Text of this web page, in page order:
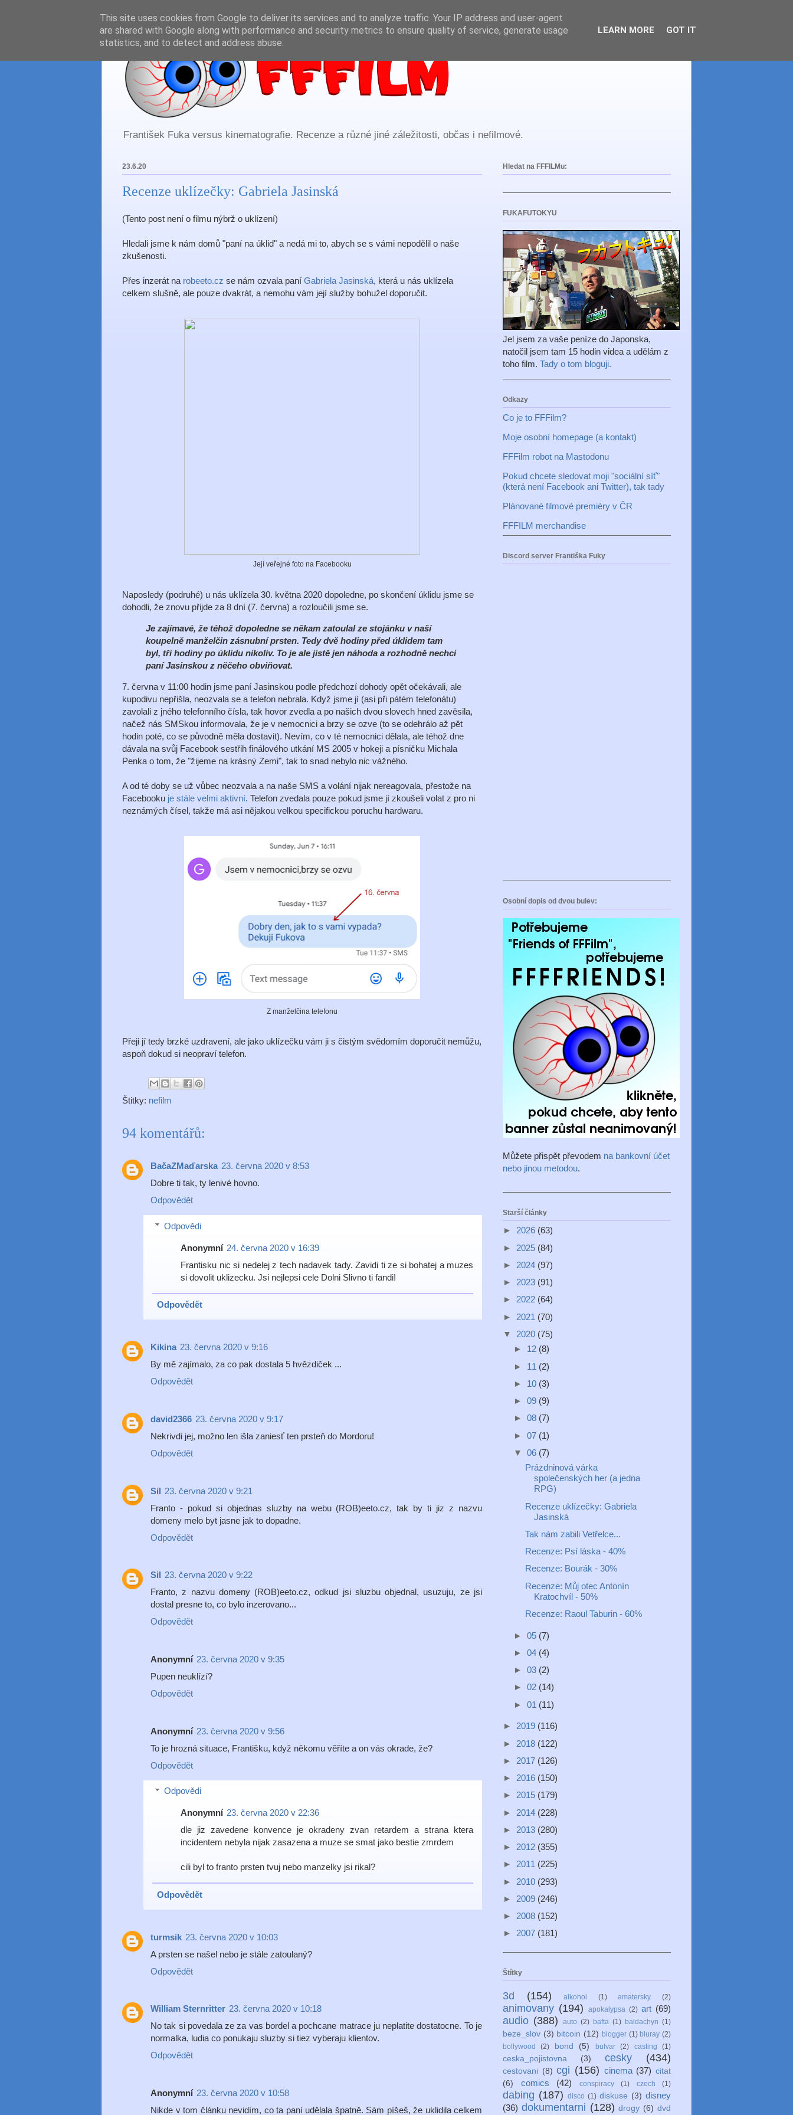
František Fuka versus kinematografie. Recenze a různé jiné záležitosti, občas i nefilmové.
23.6.20
Recenze uklízečky: Gabriela Jasinská
(Tento post není o filmu nýbrž o uklízení)
Hledali jsme k nám domů "paní na úklid" a nedá mi to, abych se s vámi nepodělil o naše
zkušenosti.
Přes inzerát na robeeto.cz se nám ozvala paní Gabriela Jasinská, která u nás uklízela
celkem slušně, ale pouze dvakrát, a nemohu vám její služby bohužel doporučit.
Její veřejné foto na Facebooku
Naposledy (podruhé) u nás uklízela 30. května 2020 dopoledne, po skončení úklidu jsme se
dohodli, že znovu přijde za 8 dní (7. června) a rozloučili jsme se.
Je zajímavé, že téhož dopoledne se někam zatoulal ze stojánku v naší
koupelně manželčin zásnubní prsten. Tedy dvě hodiny před úklidem tam
byl, tři hodiny po úklidu nikoliv. To je ale jistě jen náhoda a rozhodně nechci
paní Jasinskou z něčeho obviňovat.
7. června v 11:00 hodin jsme paní Jasinskou podle předchozí dohody opět očekávali, ale
kupodivu nepřišla, neozvala se a telefon nebrala. Když jsme jí (asi při pátém telefonátu)
zavolali z jného telefonního čísla, tak hovor zvedla a po našich dvou slovech hned zavěsila,
načež nás SMSkou informovala, že je v nemocnici a brzy se ozve (to se odehrálo až pět
hodin poté, co se původně měla dostavit). Nevím, co v té nemocnici dělala, ale téhož dne
dávala na svůj Facebook sestřih finálového utkání MS 2005 v hokeji a písničku Michala
Penka o tom, že "žijeme na krásný Zemi", tak to snad nebylo nic vážného.
A od té doby se už vůbec neozvala a na naše SMS a volání nijak nereagovala, přestože na
Facebooku je stále velmi aktivní. Telefon zvedala pouze pokud jsme jí zkoušeli volat z pro ni
neznámých čísel, takže má asi nějakou velkou specifickou poruchu hardwaru.
Z manželčina telefonu
Přeji jí tedy brzké uzdravení, ale jako uklízečku vám ji s čistým svědomím doporučit nemůžu,
aspoň dokud si neopraví telefon.
Štitky: nefilm
94 komentářů:
BačaZMaďarska 23. června 2020 v 8:53
Dobre ti tak, ty lenivé hovno.
Odpovědět
Odpovědi
Anonymní 24. června 2020 v 16:39
Frantisku nic si nedelej z tech nadavek tady. Zavidi ti ze si bohatej a muzes
si dovolit uklizecku. Jsi nejlepsi cele Dolni Slivno ti fandi!
Odpovědět
Kikina 23. června 2020 v 9:16
By mě zajímalo, za co pak dostala 5 hvězdiček ...
Odpovědět
david2366 23. června 2020 v 9:17
Nekrivdi jej, možno len išla zaniesť ten prsteň do Mordoru!
Odpovědět
Sil 23. června 2020 v 9:21
Franto - pokud si objednas sluzby na webu (ROB)eeto.cz, tak by ti jiz z nazvu
domeny melo byt jasne jak to dopadne.
Odpovědět
Sil 23. června 2020 v 9:22
Franto, z nazvu domeny (ROB)eeto.cz, odkud jsi sluzbu objednal, usuzuju, ze jsi
dostal presne to, co bylo inzerovano...
Odpovědět
Anonymní 23. června 2020 v 9:35
Pupen neuklízí?
Odpovědět
Anonymní 23. června 2020 v 9:56
To je hrozná situace, Františku, když někomu věříte a on vás okrade, že?
Odpovědět
Odpovědi
Anonymní 23. června 2020 v 22:36
dle jiz zavedene konvence je okradeny zvan retardem a strana ktera
incidentem nebyla nijak zasazena a muze se smat jako bestie zmrdem
cili byl to franto prsten tvuj nebo manzelky jsi rikal?
Odpovědět
turmsik 23. června 2020 v 10:03
A prsten se našel nebo je stále zatoulaný?
Odpovědět
William Sternritter 23. června 2020 v 10:18
No tak si povedala ze za vas bordel a pochcane matrace ju neplatite dostatocne. To je
normalka, ludia co ponukaju sluzby si tiez vyberaju klientov.
Odpovědět
Anonymní 23. června 2020 v 10:58
Nikde v tom článku nevidím, co ta paní udělala špatně. Sám píšeš, že uklidila celkem
Hledat na FFFILMu:
FUKAFUTOKYU
Jel jsem za vaše peníze do Japonska,
natočil jsem tam 15 hodin videa a udělám z
toho film. Tady o tom bloguji.
Odkazy
Co je to FFFilm?
Moje osobní homepage (a kontakt)
FFFilm robot na Mastodonu
Pokud chcete sledovat moji "sociální síť"
(která není Facebook ani Twitter), tak tady
Plánované filmové premiéry v ČR
FFFILM merchandise
Discord server Františka Fuky
Osobní dopis od dvou bulev:
Můžete přispět převodem na bankovní účet
nebo jinou metodou.
Starší články
► 2026 (63)
► 2025 (84)
► 2024 (97)
► 2023 (91)
► 2022 (64)
► 2021 (70)
▼ 2020 (75)
► 12 (8)
► 11 (2)
► 10 (3)
► 09 (9)
► 08 (7)
► 07 (1)
▼ 06 (7)
Prázdninová várka
společenských her (a jedna
RPG)
Recenze uklízečky: Gabriela
Jasinská
Tak nám zabili Vetřelce...
Recenze: Psí láska - 40%
Recenze: Bourák - 30%
Recenze: Můj otec Antonín
Kratochvíl - 50%
Recenze: Raoul Taburin - 60%
► 05 (7)
► 04 (4)
► 03 (2)
► 02 (14)
► 01 (11)
► 2019 (116)
► 2018 (122)
► 2017 (126)
► 2016 (150)
► 2015 (179)
► 2014 (228)
► 2013 (280)
► 2012 (355)
► 2011 (225)
► 2010 (293)
► 2009 (246)
► 2008 (152)
► 2007 (181)
Štítky
3d (154) alkohol (1) amatersky (2)
animovany (194) apokalypsa (2) art (69)
audio (388) auto (2) bafta (1) baldachyn (1)
beze_slov (3) bitcoin (12) blogger (1) bluray (2)
bollywood
(2) bond (5) bulvar (2) casting (1)
ceska_pojistovna (3) cesky (434)
cestovani (8) cgi (156) cinema (37) citat
(6)
comics (42) conspiracy (1) czech (1)
dabing (187) disco (1) diskuse (3) disney
(36) dokumentarni (128) drogy (6) dvd
This site uses cookies from Google to deliver its services and to analyze traffic. Your IP address and user-agent
are shared with Google along with performance and security metrics to ensure quality of service, generate usage
statistics, and to detect and address abuse.
LEARN MORE GOT IT